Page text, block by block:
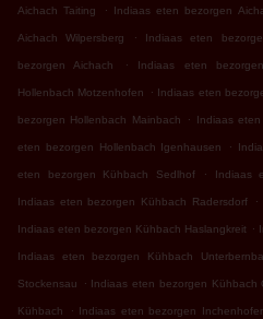
Aichach Taiting . Indiaas eten bezorgen
Aichach Wilpersberg . Indiaas eten
bezorgen Aichach . Indiaas eten
Hollenbach Motzenhofen . Indiaas eten
bezorgen Hollenbach Mainbach . Indiaas
eten bezorgen Hollenbach Igenhausen .
eten bezorgen Kühbach Sedlhof . Indiaas
Indiaas eten bezorgen Kühbach Radersdorf .
Indiaas eten bezorgen Kühbach Haslangkreit .
Indiaas eten bezorgen Kühbach
Stockensau . Indiaas eten bezorgen Kühbach
Kühbach . Indiaas eten bezorgen